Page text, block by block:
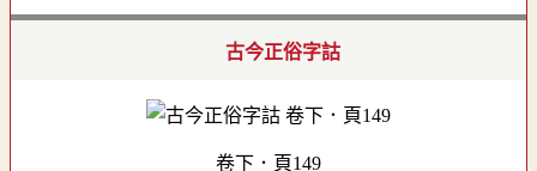
古今正俗字詁
卷下．頁149